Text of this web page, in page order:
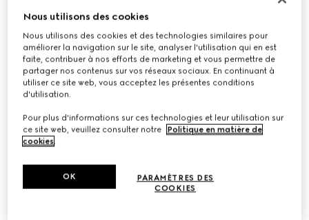
Nous utilisons des cookies
Nous utilisons des cookies et des technologies similaires pour
améliorer la navigation sur le site, analyser l'utilisation qui en est
faite, contribuer à nos efforts de marketing et vous permettre de
partager nos contenus sur vos réseaux sociaux. En continuant à
utiliser ce site web, vous acceptez les présentes conditions
d'utilisation.
Pour plus d'informations sur ces technologies et leur utilisation sur
ce site web, veuillez consulter notre
Politique en matière de
cookies.
PARAMÈTRES DES
COOKIES
OK